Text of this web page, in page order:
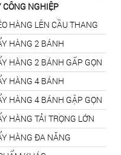
CÔNG NGHIỆP
HÀNG LÊN CẦU THANG
HÀNG 2 BÁNH
HÀNG 2 BÁNH GẤP GỌN
HÀNG 4 BÁNH
HÀNG 4 BÁNH GẬP GỌN
HÀNG TẢI TRỌNG LỚN
HÀNG ĐA NĂNG